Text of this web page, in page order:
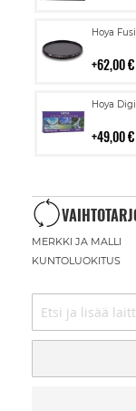
Hoya
62,00 €
Lisää
Hoya
49,00 €
Lisää
MERKKI JA MALLI
KUNTOLUOKITUS